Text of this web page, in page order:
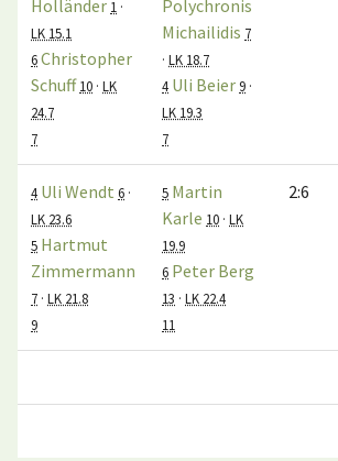
Holländer 1 ·
LK 15.1
6Christopher
Schuff 10 · LK
24.7
7
Polychronis
Michailidis 7
· LK 18.7
4 Uli Beier9 ·
LK 19.3
7
4 Uli Wendt 6 ·
LK 23.6
5 Hartmut
Zimmermann
7 · LK 21.8
9
5 Martin
Karle 10 · LK
19.9
6 Peter Berg
13 · LK 22.4
11
2:6